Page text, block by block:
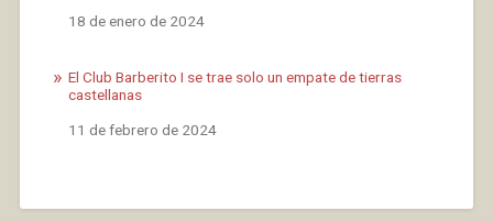
Fecha
18 de enero de 2024
El Club Barberito I se trae solo un empate de tierras
castellanas
Fecha
11 de febrero de 2024